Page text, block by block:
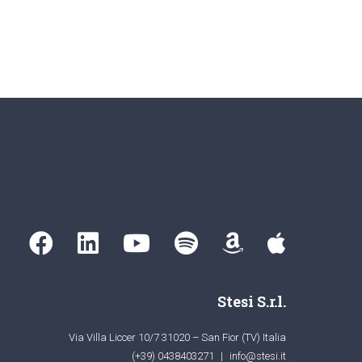
Stesi S.r.l.
Via Villa Liccer 10/7 31020 – San Fior (TV) Italia
(+39) 0438403271
| info@stesi.it